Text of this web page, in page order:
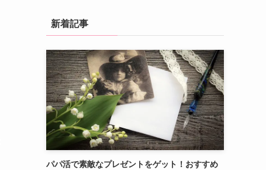
新着記事
パパ活で素敵なプレゼントをゲット！おすすめ